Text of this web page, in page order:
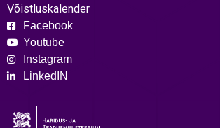
Võistluskalender
Facebook
Youtube
Instagram
LinkedIN